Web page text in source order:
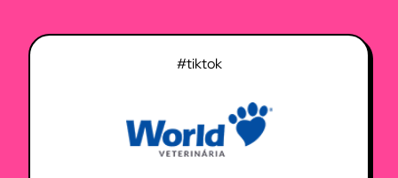
#tiktok